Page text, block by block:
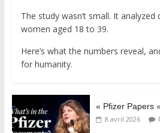
The study wasn’t small. It
women aged 18 to 39.
Here’s what the numbers reveal,
for humanity.
« Pfizer Papers
8 avril 2026